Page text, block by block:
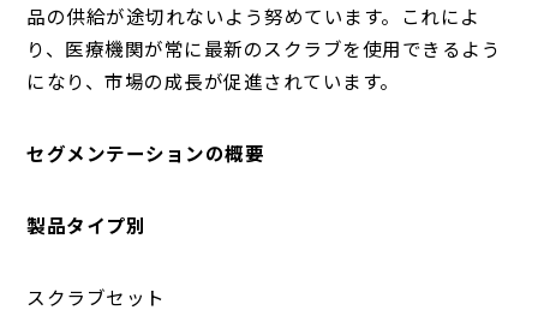
品の供給が途切れないよう努めています。これによ
り、医療機関が常に最新のスクラブを使用できるよう
になり、市場の成長が促進されています。
セグメンテーションの概要
製品タイプ別
スクラブセット